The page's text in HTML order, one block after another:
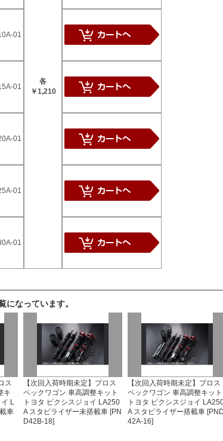
各
￥1,210
01
01
01
01
01
になっています。
ス
キ
L
車
【次回入荷時期未定】プロス
ペックワゴン 車高調整キット
トヨタ ピクシスジョイ LA250
A スタビライザー未搭載車 [PN
D42B-18]
【次回入荷時期未定】プロス
ペックワゴン 車高調整キット
トヨタ ピクシスジョイ
A スタビライザー搭載車
42A-16]